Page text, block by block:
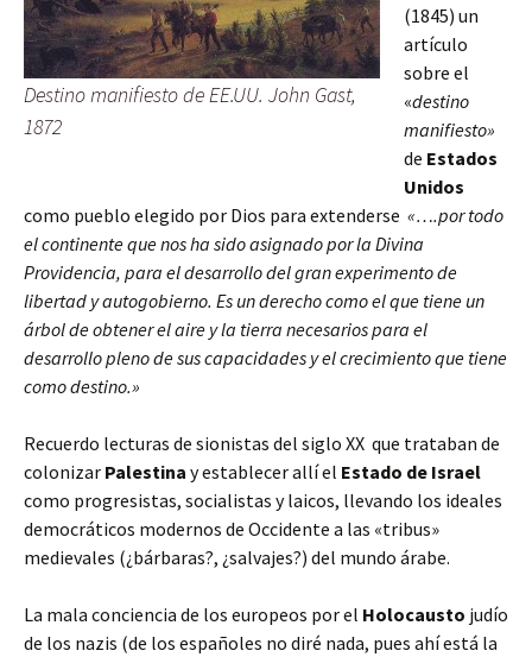
Destino manifiesto de EE.UU. John Gast,
1872
(1845) un
artículo
sobre el
«destino
manifiesto»
de Estados
Unidos
como pueblo elegido por Dios para extenderse «….por todo
el continente que nos ha sido asignado por la Divina
Providencia, para el desarrollo del gran experimento de
libertad y autogobierno. Es un derecho como el que tiene un
árbol de obtener el aire y la tierra necesarios para el
desarrollo pleno de sus capacidades y el crecimiento que tiene
como destino.»
Recuerdo lecturas de sionistas del siglo XX que trataban de
colonizar Palestina y establecer allí el Estado de Israel
como progresistas, socialistas y laicos, llevando los ideales
democráticos modernos de Occidente a las «tribus»
medievales (¿bárbaras?, ¿salvajes?) del mundo árabe.
La mala conciencia de los europeos por el Holocausto judío
de los nazis (de los españoles no diré nada, pues ahí está la